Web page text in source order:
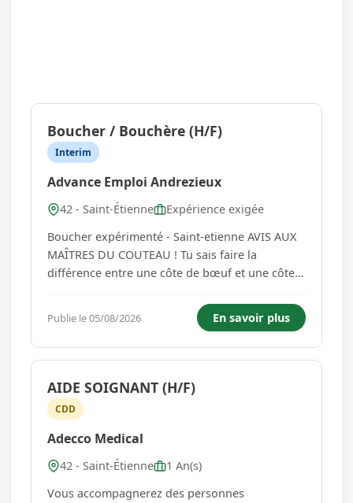
Boucher / Bouchère (H/F)
Interim
Advance Emploi Andrezieux
42 - Saint-Étienne
Expérience exigée
Boucher expérimenté - Saint-etienne AVIS AUX
MAÎTRES DU COUTEAU ! Tu sais faire la
différence entre une côte de bœuf et une côte
boucher(ère) pour renforcer une équipe au top
à Saint-Étienne. Mi...
Publie le 05/08/2026 En savoir plus
AIDE SOIGNANT (H/F)
CDD
Adecco Medical
42 - Saint-Étienne
1 An(s)
Vous accompagnerez des personnes